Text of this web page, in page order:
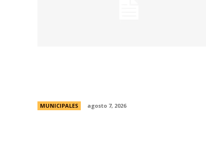
MUNICIPALES agosto 7, 2026